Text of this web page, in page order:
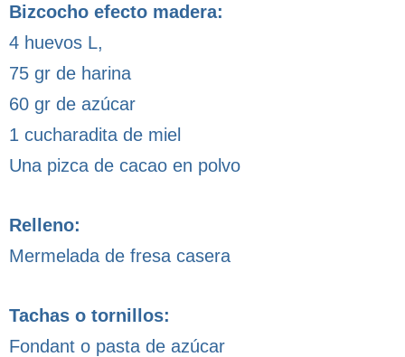
Bizcocho efecto madera:
4 huevos L,
75 gr de harina
60 gr de azúcar
1 cucharadita de miel
Una pizca de cacao en polvo
Relleno:
Mermelada de fresa casera
Tachas o tornillos:
Fondant o pasta de azúcar